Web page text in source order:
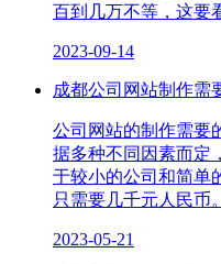
百到几万不等，这要
2023-09-14
成都公司网站制作需
公司网站的制作需要
据多种不同因素而定
于较小的公司和简单
只需要几千元人民币。
2023-05-21